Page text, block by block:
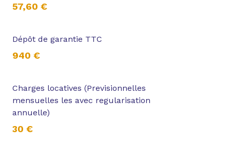
57,60 €
Dépôt de garantie TTC
940 €
Charges locatives (Previsionnelles
mensuelles les avec regularisation
annuelle)
30 €